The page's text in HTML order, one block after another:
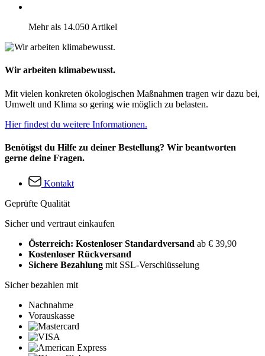
Mehr als 14.050 Artikel
Wir arbeiten klimabewusst.
Mit vielen konkreten ökologischen Maßnahmen tragen wir dazu bei,
Umwelt und Klima so gering wie möglich zu belasten.
Hier findest du weitere Informationen.
Benötigst du Hilfe zu deiner Bestellung? Wir beantworten
gerne deine Fragen.
Kontakt
Geprüfte Qualität
Sicher und vertraut einkaufen
Österreich: Kostenloser Standardversand ab € 39,90
Kostenloser Rückversand
Sichere Bezahlung mit SSL-Verschlüsselung
Sicher bezahlen mit
Nachnahme
Vorauskasse